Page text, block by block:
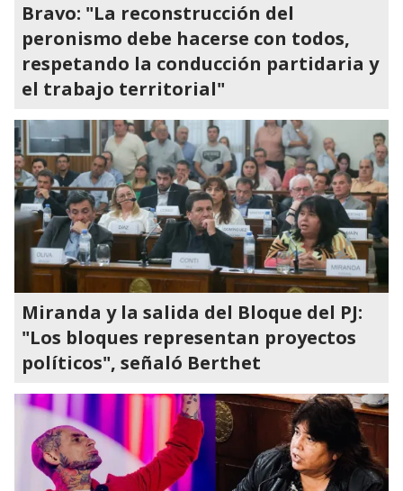
Bravo: "La reconstrucción del
peronismo debe hacerse con todos,
respetando la conducción partidaria y
el trabajo territorial"
Miranda y la salida del Bloque del PJ:
"Los bloques representan proyectos
políticos", señaló Berthet